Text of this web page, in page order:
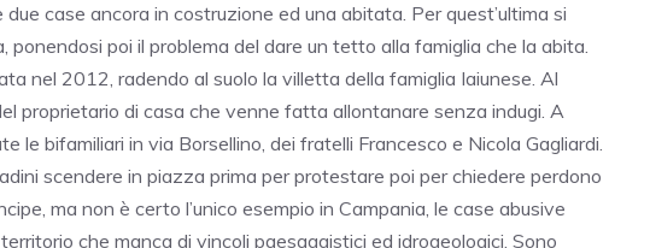
case ancora in costruzione ed una abitata. Per quest’ultima si
ponendosi poi il problema del dare un tetto alla famiglia che la abita.
nel 2012, radendo al suolo la villetta della famiglia Iaiunese. Al
proprietario di casa che venne fatta allontanare senza indugi. A
le bifamiliari in via Borsellino, dei fratelli Francesco e Nicola Gagliardi.
scendere in piazza prima per protestare poi per chiedere perdono
ma non è certo l’unico esempio in Campania, le case abusive
che manca di vincoli paesaggistici ed idrogeologici. Sono